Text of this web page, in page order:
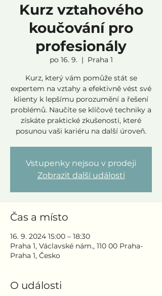
Kurz vztahového
koučování pro
profesionály
po 16. 9.
  |
Praha 1
Kurz, který vám pomůže stát se
expertem na vztahy a efektivně vést své
klienty k lepšímu porozumění a řešení
problémů. Naučíte se klíčové techniky a
získáte praktické zkušenosti, které
posunou vaši kariéru na další úroveň.
Vstupenky nejsou v prodeji
Zobrazit další události
Čas a místo
16. 9. 2024 15:00 – 18:30
Praha 1, Václavské nám., 110 00 Praha-
Praha 1, Česko
O události